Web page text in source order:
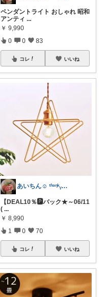
ペンダントライト おしゃれ 昭和
アンティ ...
￥ 9,990
0 0 83
コレ いいね
あいちん☺️ ᵗʱᵃᵑᵏᵧₒᵤওೄ ♬*
【DEAL10％🅿️バック★～06/11
( ...
￥ 8,990
1 0 70
コレ いいね